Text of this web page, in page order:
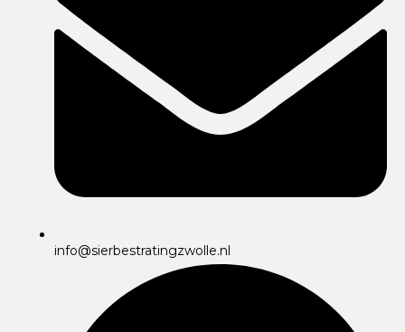
info@sierbestratingzwolle.nl